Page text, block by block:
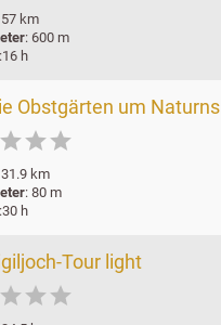
km
: 600 m
h
Obstgärten um Naturns

km
: 80 m
h
Tour light
  